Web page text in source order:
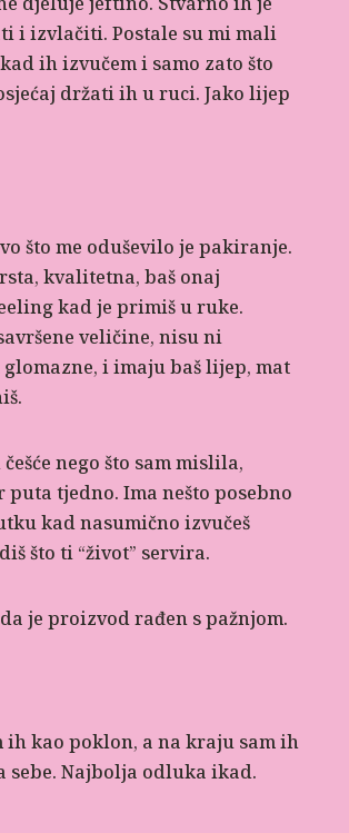
i izvlačiti. Postale su mi mali
ih izvučem i samo zato što
držati ih u ruci. Jako lijep
što me oduševilo je pakiranje.
kvalitetna, baš onaj
kad je primiš u ruke.
veličine, nisu ni
i imaju baš lijep, mat
nego što sam mislila,
puta tjedno. Ima nešto posebno
kad nasumično izvučeš
što ti “život” servira.
je proizvod rađen s pažnjom.
ih kao poklon, a na kraju sam ih
sebe. Najbolja odluka ikad.